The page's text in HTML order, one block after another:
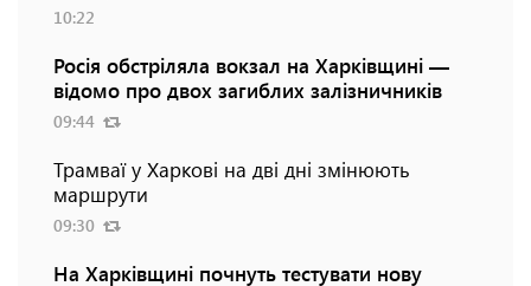
10:22
Росія обстріляла вокзал на Харківщині —
відомо про двох загиблих залізничників
09:44
Трамваї у Харкові на дві дні змінюють
маршрути
09:30
На Харківщині почнуть тестувати нову